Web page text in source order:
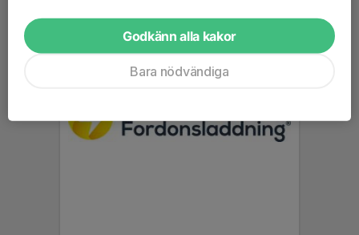
Godkänn alla kakor
Bara nödvändiga